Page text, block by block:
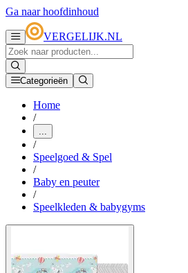
Ga naar hoofdinhoud
VERGELIJK.NL
Categorieën
Home
/
...
/
Speelgoed & Spel
/
Baby en peuter
/
Speelkleden & babygyms